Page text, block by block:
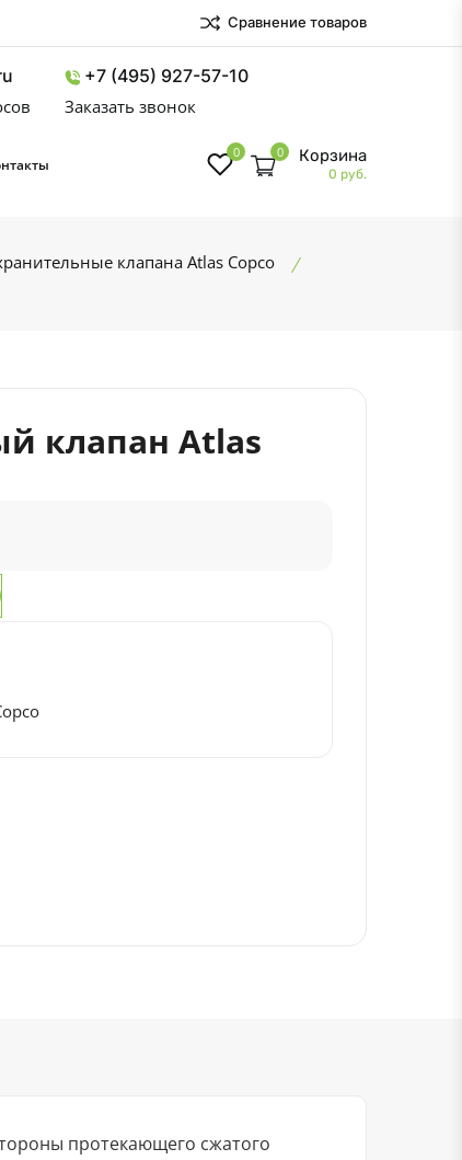
Сравнение товаров
+7 (495) 927-57-10
Заказать звонок
0 0 Корзина
0 руб.
клапана Atlas Copco
клапан Atlas
протекающего сжатого